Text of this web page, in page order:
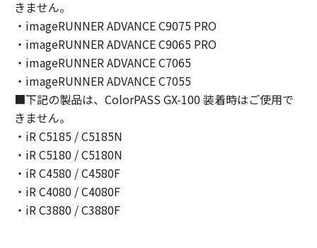
ューターまたは「プリンター」の固定記憶装置
上にインストールすること、並びにコンピュー
ターまたは「プリンター」において表示するこ
と、アクセスすること、読み出すこと、もしく
は実行することのいずれも含むものとしま
す。）することができます。
(1)-3. お客様は、「コンテンツデータ」を、お
客様のコンピューターにおいて使用（「使用」
とは、「コンテンツデータ」をコンピューター
の固定記憶装置上に保存すること、またはコン
ピューターにおいて表示することをいいま
す。）し、複製することができます。お客様
は、「コンテンツデータ」を頒布、再許諾、レ
きません。
・imageRUNNER ADVANCE C9075 PRO
・imageRUNNER ADVANCE C9065 PRO
・imageRUNNER ADVANCE C7065
・imageRUNNER ADVANCE C7055
■下記の製品は、ColorPASS GX-100 装着時はご使用で
きません。
・iR C5185 / C5185N
・iR C5180 / C5180N
・iR C4580 / C4580F
・iR C4080 / C4080F
・iR C3880 / C3880F